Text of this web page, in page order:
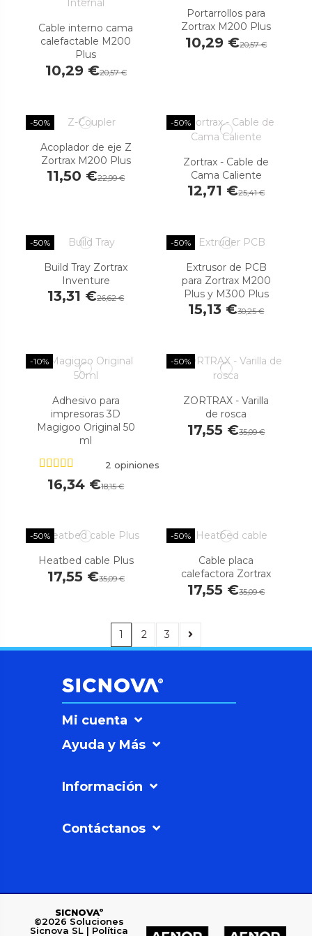
Cable interno cama
calefactable M200
Plus
10,29 €20,57 €
Portarrollos para
Zortrax M200 Plus
10,29 €20,57 €
-50%
Acoplador de eje Z
Zortrax M200 Plus
11,50 €22,99 €
-50%
Zortrax - Cable de
Cama Caliente
12,71 €25,41 €
-50%
Build Tray Zortrax
Inventure
13,31 €26,62 €
-50%
Extrusor de PCB
para Zortrax M200
Plus y M300 Plus
15,13 €30,25 €
-10%
Adhesivo para
impresoras 3D
Magigoo Original 50
ml
2 opiniones
16,34 €18,15 €
-50%
ZORTRAX - Varilla
de rosca
17,55 €35,09 €
-50%
Heatbed cable Plus
17,55 €35,09 €
-50%
Cable placa
calefactora Zortrax
17,55 €35,09 €
1 2 3
Mi cuenta
Ayuda y Más
Información
Contáctanos
SICNOVAº
©2026 Soluciones
Sicnova SL | Política